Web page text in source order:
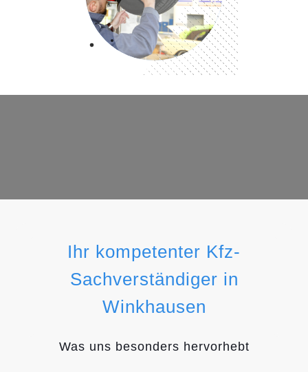
Ihr kompetenter Kfz-
Sachverständiger in
Winkhausen
Was uns besonders hervorhebt